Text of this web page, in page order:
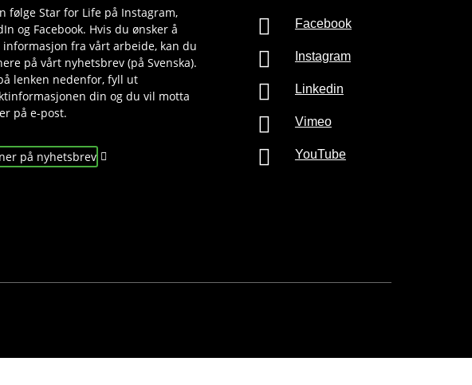
følge Star for Life på Instagram,
og Facebook. Hvis du ønsker å
informasjon fra vårt arbeide, kan du
på vårt nyhetsbrev (på Svenska).
lenken nedenfor, fyll ut
din og du vil motta
på e-post.
på nyhetsbrev
 Facebook
 Instagram
 Linkedin
 Vimeo
 YouTube